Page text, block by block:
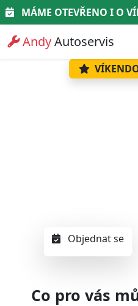
MÁME OTEVŘENO I O
AndyAutoservis
Objednat se
Co pro vás